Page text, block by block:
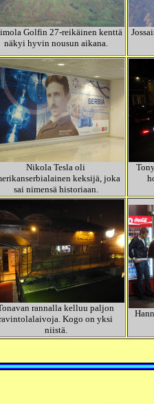
Golfin 27-reikäinen kenttä
näkyi hyvin nousun aikana.
Nikola Tesla oli
keksijä, joka
sai nimensä historiaan.
rannalla kelluu paljon
Kogo on yksi
niistä.